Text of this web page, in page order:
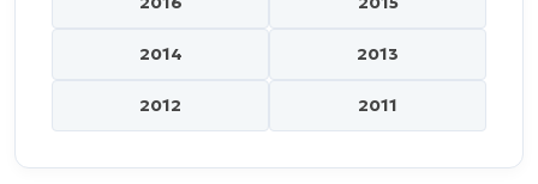
2014 2013
2012 2011